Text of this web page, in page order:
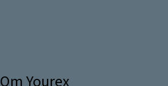
Om Yourex